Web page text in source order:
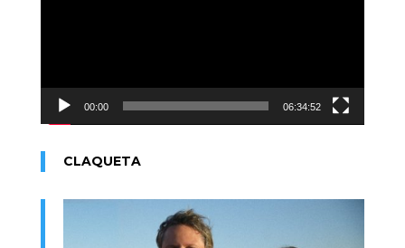
00:00 06:34:52
CLAQUETA